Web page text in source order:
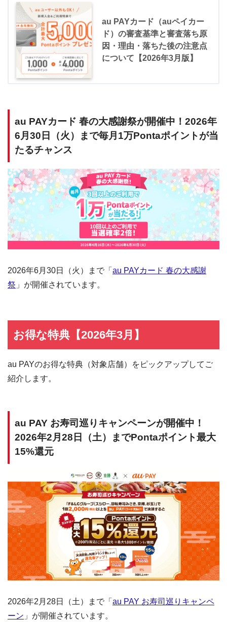
au PAYカード（auペイカー
ド）の審査基準と審査落ち原
因・理由・落ちた後の注意点
について【2026年3月版】
au PAYカード 春の大感謝祭が開催中！2026年
6月30日（火）まで毎月1万Pontaポイントが当
たるチャンス
2026年6月30日（火）まで「 au PAYカード 春の大感謝
祭 」が開催されています。
お得な特典【2026年3月】
au PAYのお得な特典（対象店舗）をピックアップしてご
紹介します。
au PAY お寿司巡りキャンペーンが開催中！
2026年2月28日（土）までPontaポイント最大
15%還元
2026年2月28日（土）まで「 au PAY お寿司巡りキャンペ
ーン 」が開催されています。